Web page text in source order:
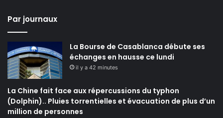
Par journaux
La Bourse de Casablanca débute ses
échanges en hausse ce lundi
il y a 42 minutes
La Chine fait face aux répercussions du typhon
(Dolphin).. Pluies torrentielles et évacuation de plus d’un
million de personnes